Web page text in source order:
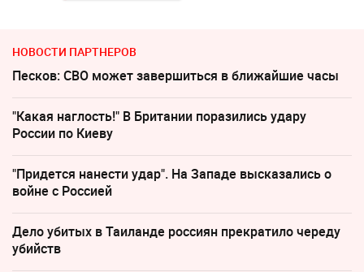
НОВОСТИ ПАРТНЕРОВ
Песков: СВО может завершиться в ближайшие часы
"Какая наглость!" В Британии поразились удару
России по Киеву
"Придется нанести удар". На Западе высказались о
войне с Россией
Дело убитых в Таиланде россиян прекратило череду
убийств